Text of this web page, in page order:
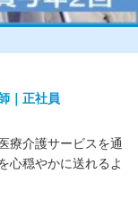
｜正社員
療介護サービスを通
心穏やかに送れるよ